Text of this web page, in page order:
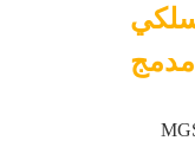
مدمج